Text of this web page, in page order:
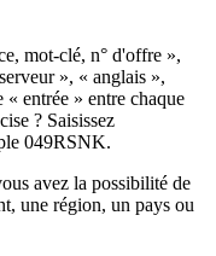
mot-clé, n° d'offre »,
», « anglais »,
« entrée » entre chaque
? Saisissez
049RSNK.
avez la possibilité de
une région, un pays ou